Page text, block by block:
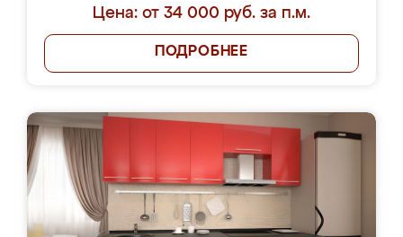
Цена: от 34 000 руб. за п.м.
ПОДРОБНЕЕ